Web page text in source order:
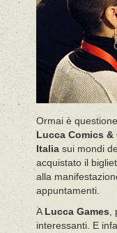
Ormai è
Lucca Comics &
Italia sui mondi
acquistato il
alla
appuntamenti.
A Lucca Games,
interessanti. E